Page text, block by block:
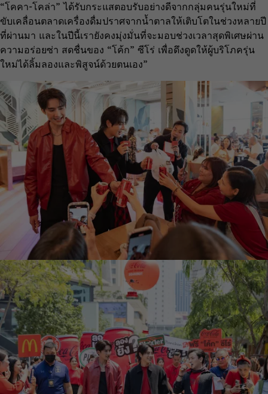
“โคคา-โคล่า” ได้รับกระแสตอบรับอย่างดีจากกลุ่มคนรุ่นใหม่ที่
ขับเคลื่อนตลาดเครื่องดื่มปราศจากน้ำตาลให้เติบโตในช่วงหลายปี
ที่ผ่านมา และในปีนี้เรายังคงมุ่งมั่นที่จะมอบช่วงเวลาสุดพิเศษผ่าน
ความอร่อยซ่า สดชื่นของ “โค้ก” ซีโร่ เพื่อดึงดูดให้ผู้บริโภครุ่น
ใหม่ได้ลิ้มลองและพิสูจน์ด้วยตนเอง”